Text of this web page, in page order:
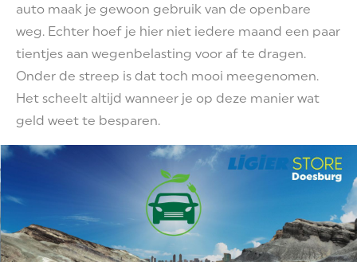
auto maak je gewoon gebruik van de openbare
weg. Echter hoef je hier niet iedere maand een paar
tientjes aan wegenbelasting voor af te dragen.
Onder de streep is dat toch mooi meegenomen.
Het scheelt altijd wanneer je op deze manier wat
geld weet te besparen.